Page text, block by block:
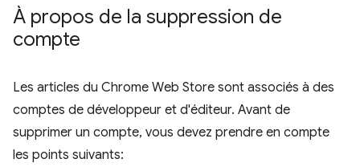
À propos de la suppression de
compte
Les articles du Chrome Web Store sont associés à des
comptes de développeur et d'éditeur. Avant de
supprimer un compte, vous devez prendre en compte
les points suivants: